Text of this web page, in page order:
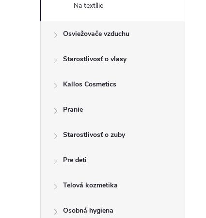
Na textílie
Osviežovače vzduchu
Starostlivosť o vlasy
Kallos Cosmetics
Pranie
Starostlivosť o zuby
Pre deti
Telová kozmetika
Osobná hygiena